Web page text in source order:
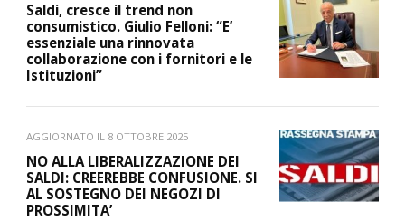
Saldi, cresce il trend non
consumistico. Giulio Felloni: “E’
essenziale una rinnovata
collaborazione con i fornitori e le
Istituzioni”
AGGIORNATO IL 8 OTTOBRE 2025
NO ALLA LIBERALIZZAZIONE DEI
SALDI: CREEREBBE CONFUSIONE. SI
AL SOSTEGNO DEI NEGOZI DI
PROSSIMITA’